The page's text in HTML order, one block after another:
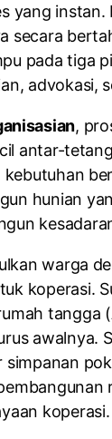
yang instan.
secara
pada tiga
advokasi,
,
antar-
hunian
warga
koperasi.
tangga
awalnya.
simpanan
koperasi.